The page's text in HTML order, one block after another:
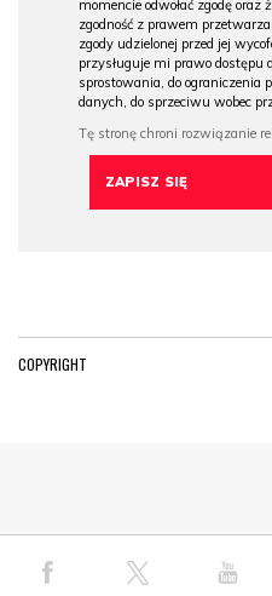
momencie odwołać zgodę oraz
zgodność z prawem
zgody udzielonej przed jej
przysługuje mi prawo dostępu
sprostowania, do ograniczenia
danych, do sprzeciwu wobec
COPYRIGHT
© COPYRIGHT PAP 2026